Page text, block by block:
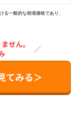
一般的な相場価格であり、
せん。
／
てみる＞